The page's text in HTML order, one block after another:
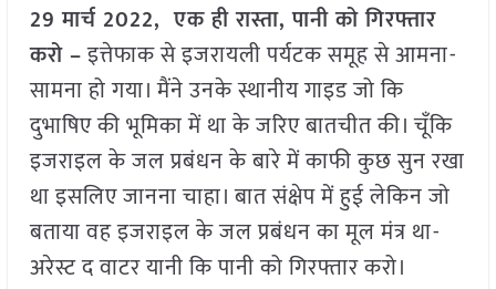
29 मार्च 2022, एक ही रास्ता, पानी को गिरफ्तार
करो –इत्तेफाक से इजरायली पर्यटक समूह से आमना-
सामना हो गया। मैंने उनके स्थानीय गाइड जो कि
दुभाषिए की भूमिका में था के जरिए बातचीत की। चूँकि
इजराइल के जल प्रबंधन के बारे में काफी कुछ सुन रखा
था इसलिए जानना चाहा। बात संक्षेप में हुई लेकिन जो
बताया वह इजराइल के जल प्रबंधन का मूल मंत्र था-
अरेस्ट द वाटर यानी कि पानी को गिरफ्तार करो।